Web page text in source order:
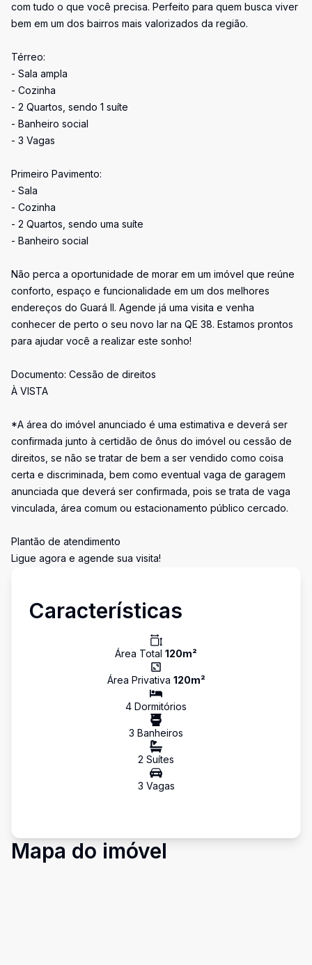
com tudo o que você precisa. Perfeito para quem busca viver
bem em um dos bairros mais valorizados da região.
Térreo:
- Sala ampla
- Cozinha
- 2 Quartos, sendo 1 suíte
- Banheiro social
- 3 Vagas
Primeiro Pavimento:
- Sala
- Cozinha
- 2 Quartos, sendo uma suíte
- Banheiro social
Não perca a oportunidade de morar em um imóvel que reúne
conforto, espaço e funcionalidade em um dos melhores
endereços do Guará II. Agende já uma visita e venha
conhecer de perto o seu novo lar na QE 38. Estamos prontos
para ajudar você a realizar este sonho!
Documento: Cessão de direitos
À VISTA
*A área do imóvel anunciado é uma estimativa e deverá ser
confirmada junto à certidão de ônus do imóvel ou cessão de
direitos, se não se tratar de bem a ser vendido como coisa
certa e discriminada, bem como eventual vaga de garagem
anunciada que deverá ser confirmada, pois se trata de vaga
vinculada, área comum ou estacionamento público cercado.
Plantão de atendimento
Ligue agora e agende sua visita!
Características
Área Total 120m²
Área Privativa 120m²
4 Dormitórios
3 Banheiros
2 Suítes
3 Vagas
Mapa do imóvel